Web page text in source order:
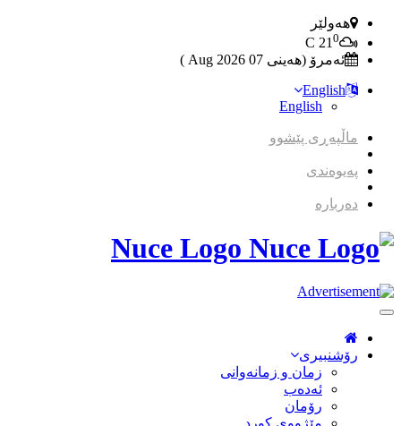
هەولێر
21 0
ئەمرۆ (هەینی 07 2026 Aug )
English
English
ماڵپەڕی پێشوو
پەیوەندی
دەربارە
Nuce Logo
Toggle
Navigation
رۆشنبیری
زمان و زمانه‌وانی
ئەدەب
رۆمان